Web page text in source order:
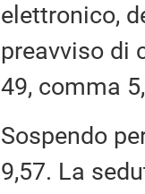
elettronico,
preavviso di
49, comma
Sospendo
9,57. La